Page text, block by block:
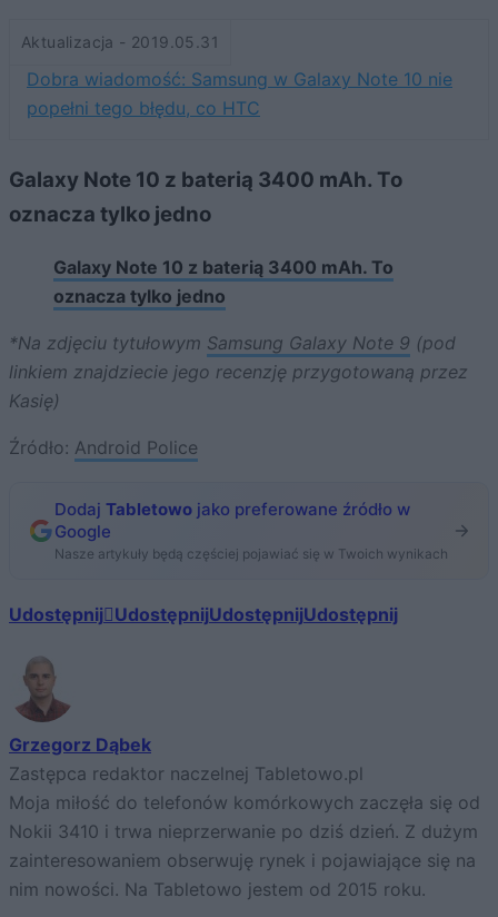
Aktualizacja - 2019.05.31
Dobra wiadomość: Samsung w Galaxy Note 10 nie
popełni tego błędu, co HTC
Galaxy Note 10 z baterią 3400 mAh. To
oznacza tylko jedno
Galaxy Note 10 z baterią 3400 mAh. To
oznacza tylko jedno
*Na zdjęciu tytułowym Samsung Galaxy Note 9 (pod
linkiem znajdziecie jego recenzję przygotowaną przez
Kasię)
Źródło: Android Police
Dodaj Tabletowo jako preferowane źródło w
Google
Nasze artykuły będą częściej pojawiać się w Twoich wynikach
Udostępnij UdostępnijUdostępnijUdostępnij
Grzegorz Dąbek
Zastępca redaktor naczelnej Tabletowo.pl
Moja miłość do telefonów komórkowych zaczęła się od
Nokii 3410 i trwa nieprzerwanie po dziś dzień. Z dużym
zainteresowaniem obserwuję rynek i pojawiające się na
nim nowości. Na Tabletowo jestem od 2015 roku.